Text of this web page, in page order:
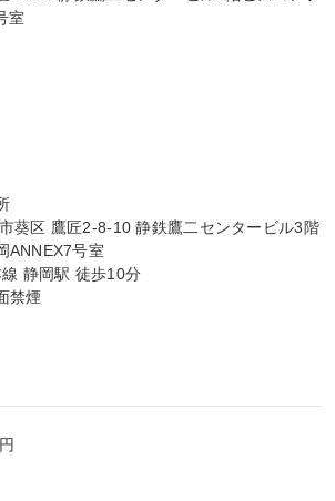
室
葵区 鷹匠2-8-10 静鉄鷹二センタービル3階
ANNEX7号室
静岡駅 徒歩10分
禁煙